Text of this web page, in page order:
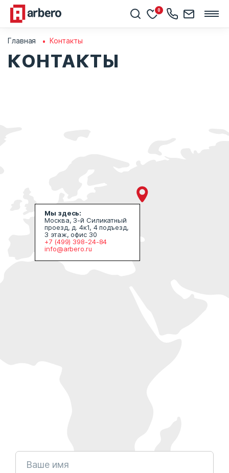
0
Главная Контакты
КОНТАКТЫ
Мы здесь:
Москва, 3-й Силикатный
проезд, д. 4к1, 4 подъезд,
3 этаж, офис 30
+7 (499) 398-24-84
info@arbero.ru